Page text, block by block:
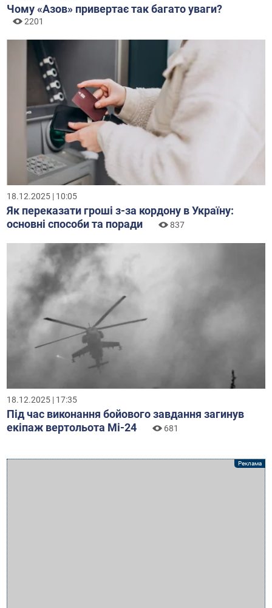
Чому «Азов» привертає так багато уваги?
2201
18.12.2025 | 10:05
Як переказати гроші з-за кордону в Україну:
основні способи та поради
837
18.12.2025 | 17:35
Під час виконання бойового завдання загинув
екіпаж вертольота Мі-24
681